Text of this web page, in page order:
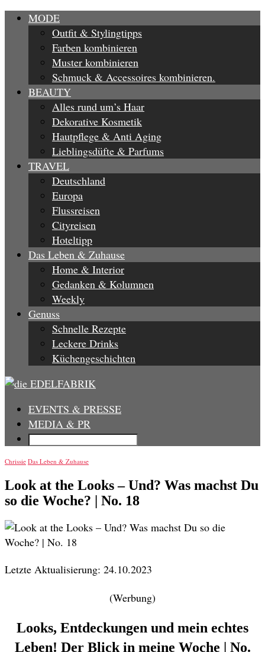
MODE
Outfit & Stylingtipps
Farben kombinieren
Muster kombinieren
Schmuck & Accessoires kombinieren.
BEAUTY
Alles rund um’s Haar
Dekorative Kosmetik
Hautpflege & Anti Aging
Lieblingsdüfte & Parfums
TRAVEL
Deutschland
Europa
Flussreisen
Cityreisen
Hoteltipp
Das Leben & Zuhause
Home & Interior
Gedanken & Kolumnen
Weekly
Genuss
Schnelle Rezepte
Leckere Drinks
Küchengeschichten
EVENTS & PRESSE
MEDIA & PR
Chrissie Das Leben & Zuhause
Look at the Looks – Und? Was machst Du
so die Woche? | No. 18
Letzte Aktualisierung: 24.10.2023
(Werbung)
Looks, Entdeckungen und mein echtes
Leben! Der Blick in meine Woche | No.